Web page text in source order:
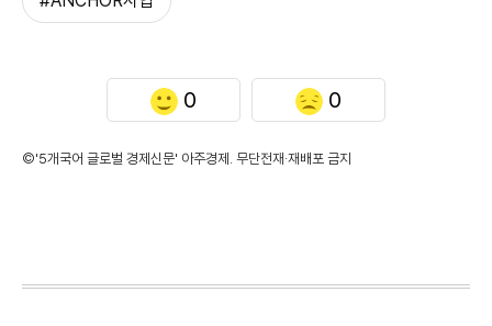
0 0
©'5개국어 글로벌 경제신문' 아주경제. 무단전재·재배포 금지